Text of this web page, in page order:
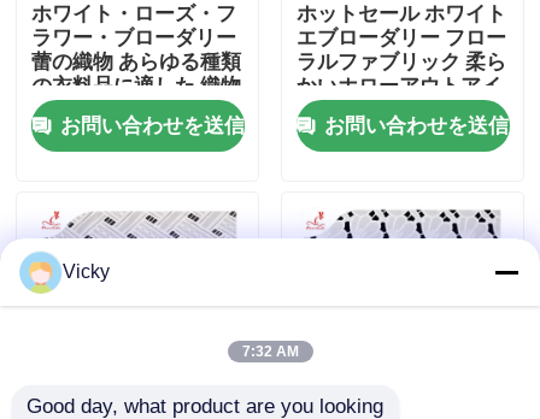
品質管理
私達に連絡しなさい
Exhibition Information
刺繍されたレースのトリム
ホワイト・ローズ・フ
ラワー・ブローダリー
蕾の織物 あらゆる種類
の衣料品に適した 織物
サポート カスタム
お問い合わせを送信
ホットセール ホワイト
エブローダリー フロー
ラルファブリック 柔ら
かいホローアウトアイ
レット ポリエステルエ
ブローダリーファブリ
ック
お問い合わせを送信
Vicky
7:32 AM
Good day, what product are you looking